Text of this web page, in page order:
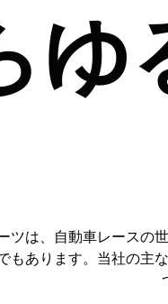
ゆ
ツは、自動車レースの
もあります。当社の主